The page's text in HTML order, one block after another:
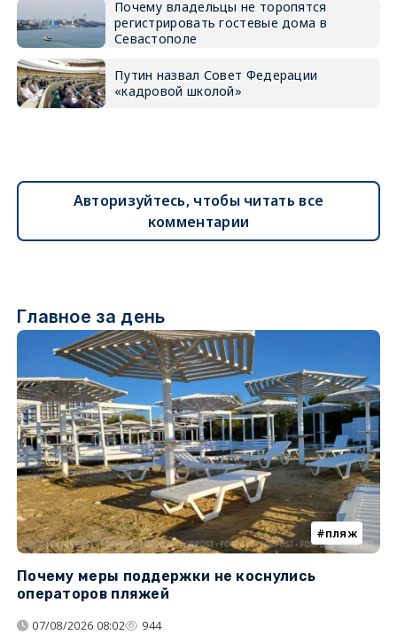
Почему владельцы не торопятся
регистрировать гостевые дома в
Севастополе
Путин назвал Совет Федерации
«кадровой школой»
Авторизуйтесь, чтобы читать все
комментарии
Главное за день
пляж
Почему меры поддержки не коснулись
операторов пляжей
07/08/2026 08:02 944